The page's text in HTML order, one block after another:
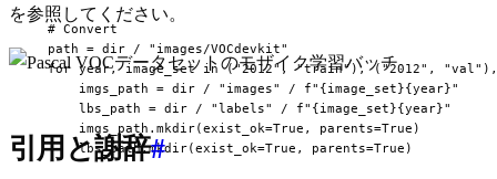
  # Convert
  path = dir / "images/VOCdevkit"
for year, image_set in ("2012", "train"), ("2012",
      imgs_path = dir / "images" / f"{image_set}{year}"
      lbs_path = dir / "labels" / f"{image_set}{year}"
      imgs_path.mkdir(exist_ok=True, parents=True)
      lbs_path.mkdir(exist_ok=True, parents=True)
を参照してください。
引用と謝辞#